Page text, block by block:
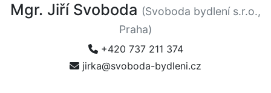
Mgr. Jiří Svoboda (Svoboda bydlení s.r.o.,
Praha)
+420 737 211 374
jirka@svoboda-bydleni.cz